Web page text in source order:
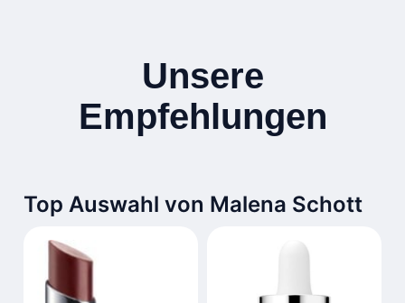
Unsere
Empfehlungen
Top Auswahl von Malena Schott